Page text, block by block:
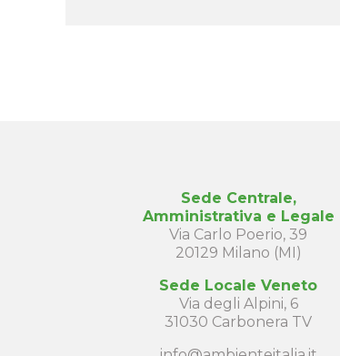
Sede Centrale,
Amministrativa e Legale
Via Carlo Poerio, 39
20129 Milano (MI)
Sede Locale Veneto
Via degli Alpini, 6
31030 Carbonera TV